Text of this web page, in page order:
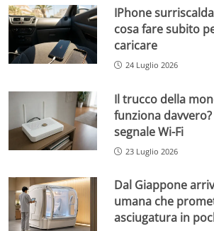
IPhone
cosa fare subito
caricare
24 Luglio 2026
Il trucco della
funziona
segnale Wi-Fi
23 Luglio 2026
Dal Giappone
umana che
asciugatura in